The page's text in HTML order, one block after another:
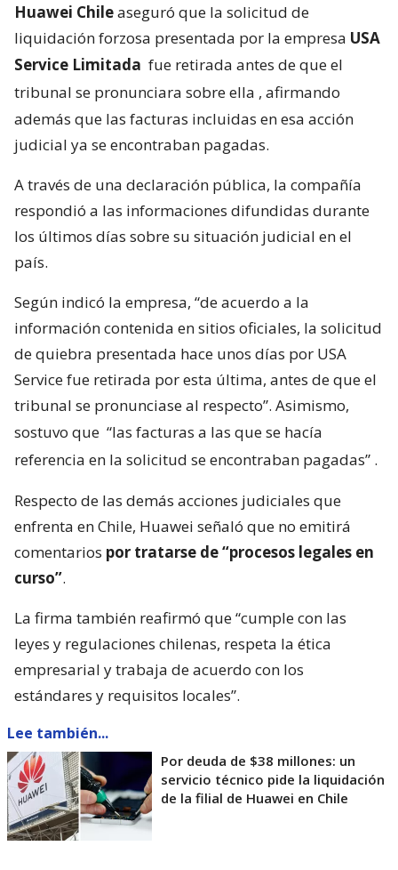
Huawei Chileaseguró que la solicitud de
liquidación forzosa presentada por la empresa USA
Service Limitada fue retirada antes de que el
tribunal se pronunciara sobre ella , afirmando
además que las facturas incluidas en esa acción
judicial ya se encontraban pagadas.
A través de una declaración pública, la compañía
respondió a las informaciones difundidas durante
los últimos días sobre su situación judicial en el
país.
Según indicó la empresa, “de acuerdo a la
información contenida en sitios oficiales, la solicitud
de quiebra presentada hace unos días por USA
Service fue retirada por esta última, antes de que el
tribunal se pronunciase al respecto”. Asimismo,
sostuvo que “las facturas a las que se hacía
referencia en la solicitud se encontraban pagadas” .
Respecto de las demás acciones judiciales que
enfrenta en Chile, Huawei señaló que no emitirá
comentarios por tratarse de “procesos legales en
curso”.
La firma también reafirmó que “cumple con las
leyes y regulaciones chilenas, respeta la ética
empresarial y trabaja de acuerdo con los
estándares y requisitos locales”.
Lee también...
Por deuda de $38 millones: un
servicio técnico pide la liquidación
de la filial de Huawei en Chile